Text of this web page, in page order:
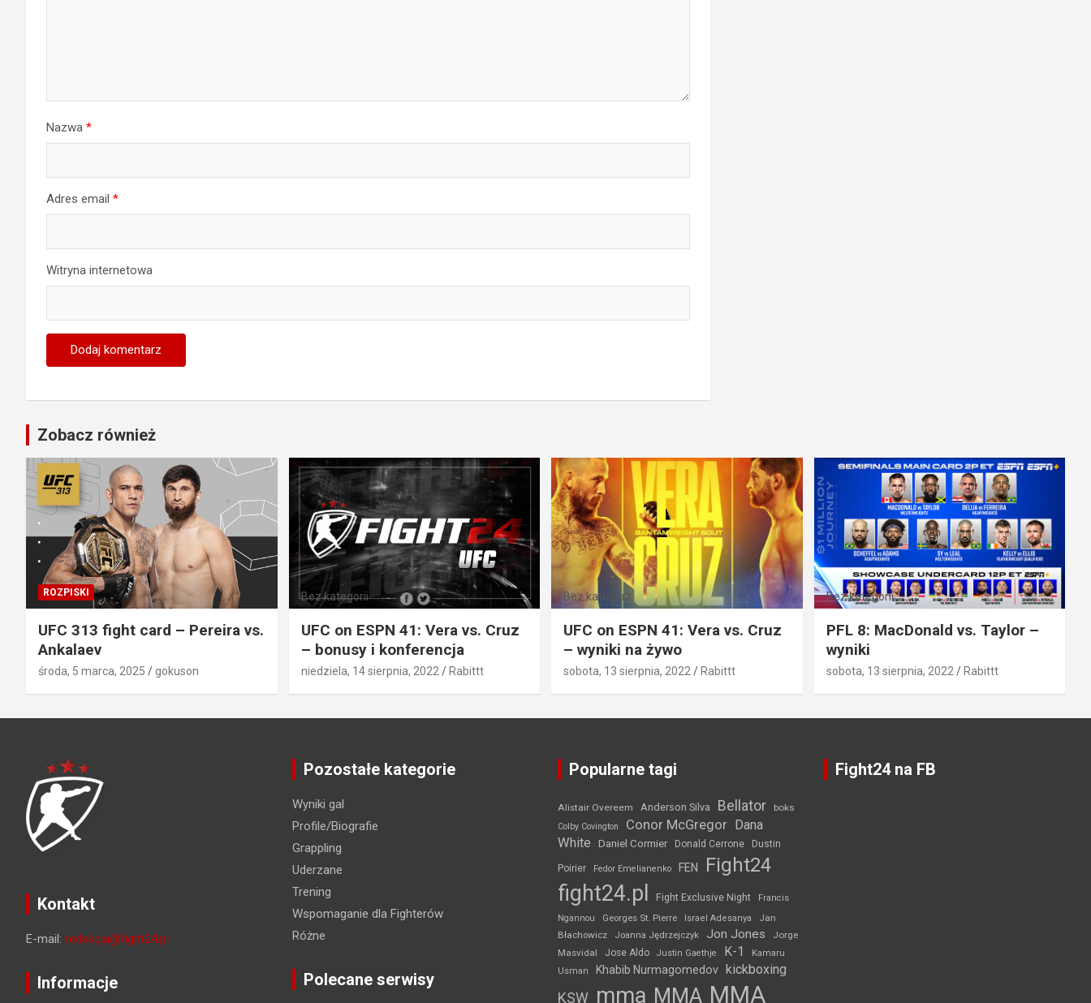
Nazwa *
Adres email *
Witryna internetowa
Zobacz również
ROZPISKI
UFC 313 fight card – Pereira vs.
Ankalaev
środa, 5 marca, 2025 gokuson
Bez kategorii
UFC on ESPN 41: Vera vs. Cruz
– bonusy i konferencja
niedziela, 14 sierpnia, 2022 Rabittt
Bez kategorii
UFC on ESPN 41: Vera vs. Cruz
– wyniki na żywo
sobota, 13 sierpnia, 2022 Rabittt
Bez kategorii
PFL 8: MacDonald vs. Taylor –
wyniki
sobota, 13 sierpnia, 2022 Rabittt
Kontakt
E-mail: redakcja@fight24.pl
Informacje
Pozostałe kategorie
Wyniki gal
Profile/Biografie
Grappling
Uderzane
Trening
Wspomaganie dla Fighterów
Różne
Polecane serwisy
Popularne tagi
Alistair Overeem Anderson Silva Bellator boks
Colby Covington Conor McGregor Dana
White
Daniel Cormier Donald Cerrone Dustin
Poirier Fedor Emelianenko FEN Fight24
fight24.pl Fight Exclusive Night
Francis
Ngannou
Georges St. Pierre Israel Adesanya
Jan
Błachowicz
Joanna Jędrzejczyk Jon Jones
Jorge
Masvidal
Jose Aldo Justin Gaethje K-1
Kamaru
Usman
Khabib Nurmagomedov kickboxing
KSW mma MMA MMA
Fight24 na FB